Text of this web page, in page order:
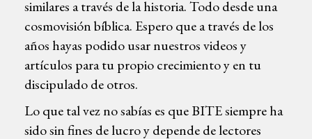
similares a través de la historia. Todo desde una
cosmovisión bíblica. Espero que a través de los
años hayas podido usar nuestros videos y
artículos para tu propio crecimiento y en tu
discipulado de otros.
Lo que tal vez no sabías es que BITE siempre ha
sido sin fines de lucro y depende de lectores